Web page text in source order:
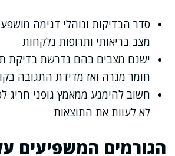
סדר הבדיקות ונוהלי דגימה
מצב בריאותי ותרופות נלקחות
ישנם מצבים בהם נדרשת בדיקת
חומר מגרה ואז מדידת התגובה
חשוב להימנע ממאמץ גופני חריג
לא לעוות את התוצאות
הגורמים המשפיעים